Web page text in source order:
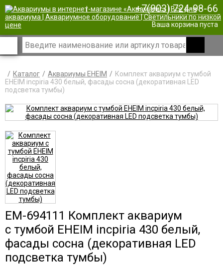
| +7(903) 724-98-66
Ваша корзина пуста
Каталог Аквариумы EHEIM
Комплект аквариум с тумбой
EHEIM incpiria 430 белый, фасады сосна (декоративная LED
подсветка тумбы)
EM-694111 Комплект аквариум
с тумбой EHEIM incpiria 430 белый,
фасады сосна (декоративная LED
подсветка тумбы)